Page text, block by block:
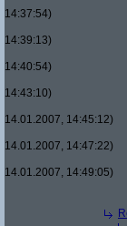
14:37:54)
14:39:13)
14:40:54)
14:43:10)
14.01.2007, 14:45:12)
14.01.2007, 14:47:22)
14.01.2007, 14:49:05)